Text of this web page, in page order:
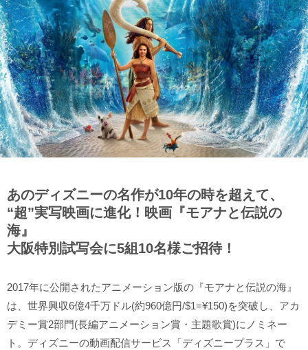
あのディズニーの名作が10年の時を超えて、
“超”実写映画に進化！映画『モアナと伝説の
海』
大阪特別試写会に5組10名様ご招待！
2017年に公開されたアニメーション版の『モアナと伝説の海』
は、世界興収6億4千万ドル(約960億円/$1=¥150)を突破し、アカ
デミー賞2部門(長編アニメーション賞・主題歌賞)にノミネー
ト。ディズニーの動画配信サービス「ディズニープラス」で